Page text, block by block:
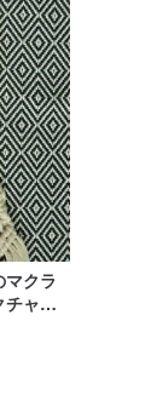
クラ
チャー